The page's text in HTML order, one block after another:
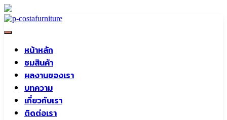
Skip
content
หน้าหลัก
ชมสินค้า
ผลงานของเรา
บทความ
เกี่ยวกับเรา
ติดต่อเรา